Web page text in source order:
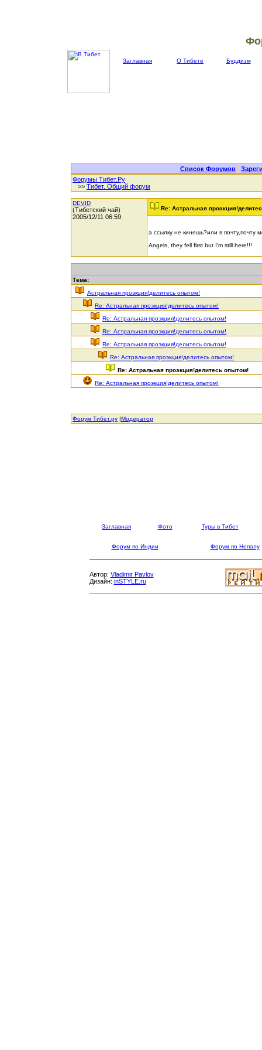
Заглавная О Тибете Буддизм
Список Форумов |
Форумы Тибет.Ру
>> Тибет. Общий форум
DEVID
(Тибетский чай)
2005/12/11 06:59
Re: Астральная
а ссылку не кинешь?или в почту,почту
Angels, they fell first but I'm still here!!!
Тема:
Астральная проэкция!делитесь опытом!
Re: Астральная проэкция!делитесь опытом!
Re: Астральная проэкция!делитесь опытом!
Re: Астральная проэкция!делитесь опытом!
Re: Астральная проэкция!делитесь опытом!
Re: Астральная проэкция!делитесь опытом!
Re: Астральная проэкция!делитесь опытом!
Re: Астральная проэкция!делитесь опытом!
Форум Тибет.ру |Модератор
Заглавная Фото Туры в Тибет
Форум по Индии Форум по Непалу
Автор: Vladimir Pavlov
Дизайн: inSTYLE.ru